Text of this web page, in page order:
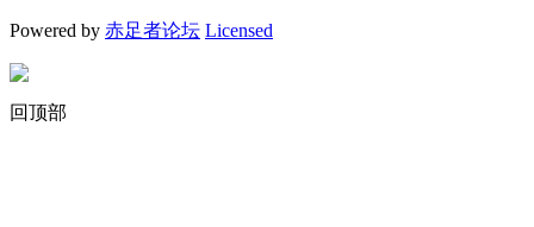
Powered by 赤足者论坛 Licensed
回顶部